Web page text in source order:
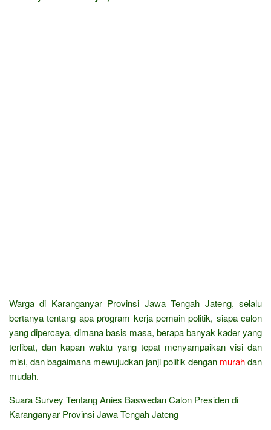
Warga di Karanganyar Provinsi Jawa Tengah Jateng, selalu
bertanya tentang apa program kerja pemain politik, siapa calon
yang dipercaya, dimana basis masa, berapa banyak kader yang
terlibat, dan kapan waktu yang tepat menyampaikan visi dan
misi, dan bagaimana mewujudkan janji politik dengan murahdan
mudah.
Suara Survey Tentang Anies Baswedan Calon Presiden di
Karanganyar Provinsi Jawa Tengah Jateng